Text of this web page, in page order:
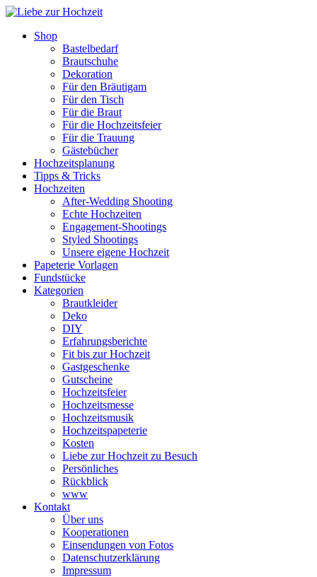
Shop
Bastelbedarf
Brautschuhe
Dekoration
Für den Bräutigam
Für den Tisch
Für die Braut
Für die Hochzeitsfeier
Für die Trauung
Gästebücher
Hochzeitsplanung
Tipps & Tricks
Hochzeiten
After-Wedding Shooting
Echte Hochzeiten
Engagement-Shootings
Styled Shootings
Unsere eigene Hochzeit
Papeterie Vorlagen
Fundstücke
Kategorien
Brautkleider
Deko
DIY
Erfahrungsberichte
Fit bis zur Hochzeit
Gastgeschenke
Gutscheine
Hochzeitsfeier
Hochzeitsmesse
Hochzeitsmusik
Hochzeitspapeterie
Kosten
Liebe zur Hochzeit zu Besuch
Persönliches
Rückblick
www
Kontakt
Über uns
Kooperationen
Einsendungen von Fotos
Datenschutzerklärung
Impressum